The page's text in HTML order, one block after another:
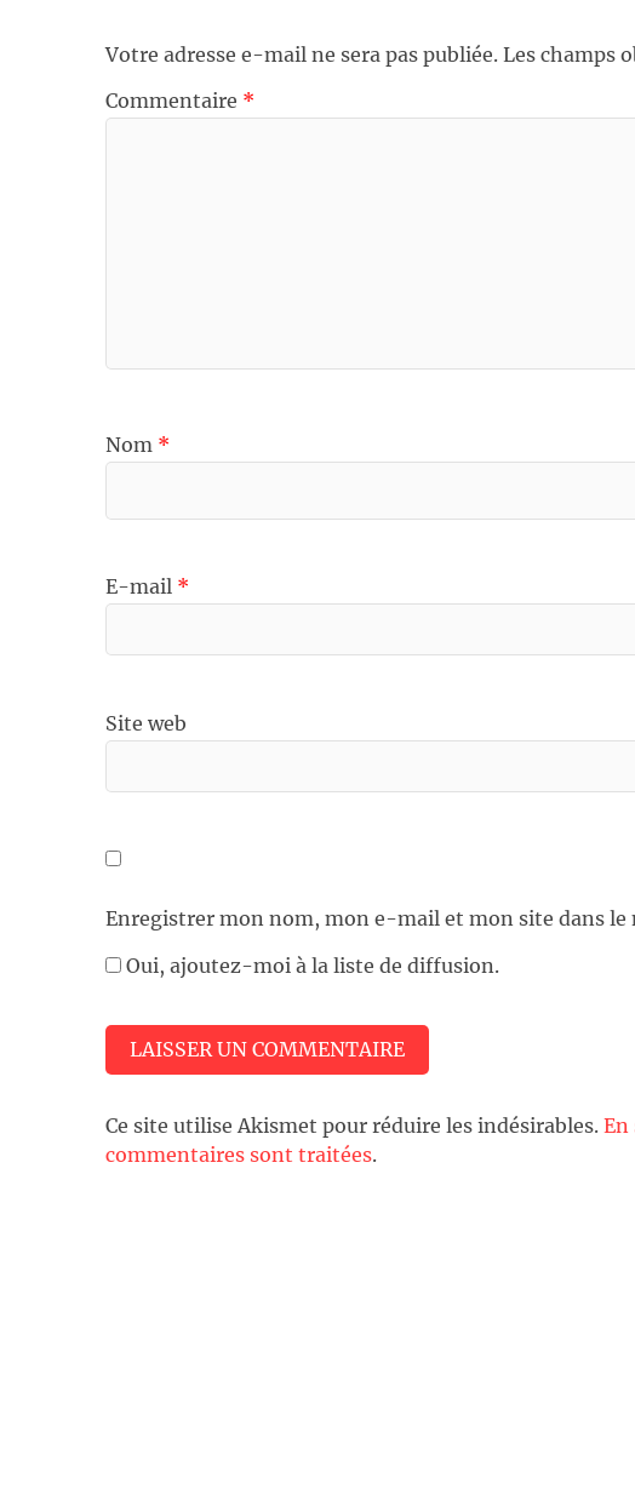
Votre adresse e-mail ne sera pas publiée. Les champs
Commentaire *
Nom *
E-mail *
Site web
Enregistrer mon nom, mon e-mail et mon site dans
Oui, ajoutez-moi à la liste de diffusion.
Ce site utilise Akismet pour réduire les indésirables. En
commentaires sont traitées.